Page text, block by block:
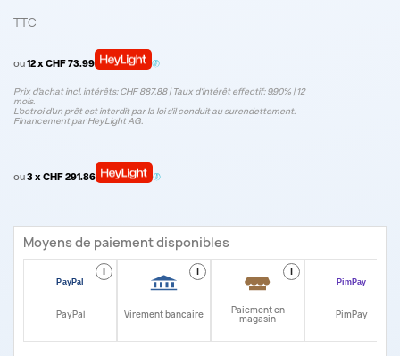
TTC
ou12 x CHF 73.99
Prix d’achat incl. intérêts: CHF 887.88 | Taux d‘intérêt effectif: 9.90% | 12
mois.
L'octroi d'un prêt est interdit par la loi s'il conduit au surendettement.
Financement par HeyLight AG.
ou3 x CHF 291.86
Moyens de paiement disponibles
i
PayPal
i
Virement bancaire
i
Paiement en
magasin PimPay